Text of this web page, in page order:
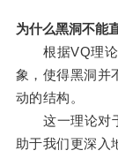
为什么黑洞不能
根据VQ理论
象，使得黑洞并
动的结构。
这一理论对于
助于我们更深入